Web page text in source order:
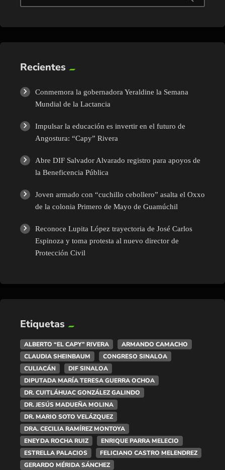
Recientes
Conmemora la gobernadora Yeraldine la Semana
Mundial de la Lactancia
Impulsar la educación es invertir en el futuro de
Angostura: “Capy” Rivera
Abre DIF Salvador Alvarado registro para apoyos de
la Beneficencia Pública
Joven armado con “cuchillo cebollero” asalta el Oxxo
de la colonia Primero de Mayo de Guamúchil
Reconoce Lupita López trayectoria de José Carlos
Espinoza y toma protesta al nuevo director de
Protección Civil
Etiquetas
ALBERTO “EL CAPY” RIVERA
ARMANDO CAMACHO
CLAUDIA SHEINBAUM
CONGRESO SINALOA
CULIACÁN
DIF SINALOA
DIPUTADA MARÍA TERESA GUERRA OCHOA
DR. CUITLÁHUAC GONZÁLEZ GALINDO
DR. JESÚS MADUEÑA MOLINA
DR. MARIO SOTO VELÁZQUEZ
DRA. CECILIA RAMÍREZ MONTOYA
ENEYDA ROCHA RUIZ
ENRIQUE PARRA MELECIO
ESTRELLA PALACIOS
FELICIANO CASTRO MELENDREZ
GERARDO MÉRIDA SÁNCHEZ